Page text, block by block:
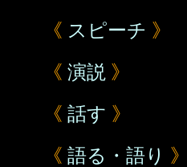
《 スピーチ 》
《 演説 》
《 話す 》
《 語る・語り 》